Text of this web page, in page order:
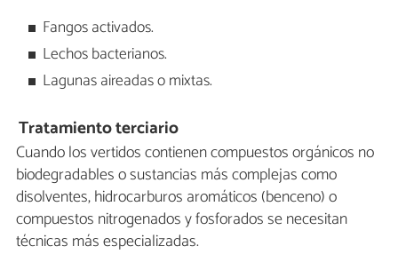
Fangos activados.
Lechos bacterianos.
Lagunas aireadas o mixtas.
Tratamiento terciario
Cuando los vertidos contienen compuestos orgánicos no
biodegradables o sustancias más complejas como
disolventes, hidrocarburos aromáticos (benceno) o
compuestos nitrogenados y fosforados se necesitan
técnicas más especializadas.